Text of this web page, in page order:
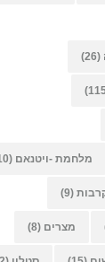
(26)
מלחמת -ויטנאם (10)
(9)
מצרים (8)